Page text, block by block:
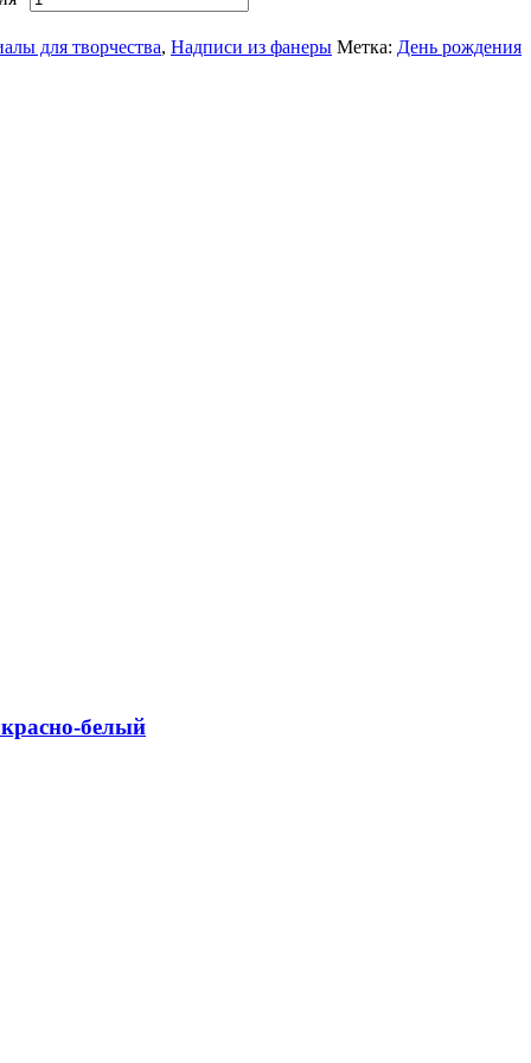
для творчества, Надписи из фанеры Метка: День рождения
белый